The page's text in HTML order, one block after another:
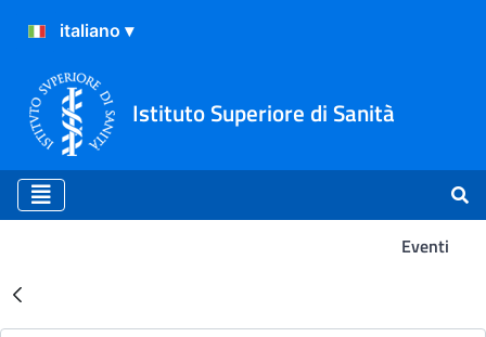
Istituto Superiore di Sanità
Eventi
Risultati della Ricerca -